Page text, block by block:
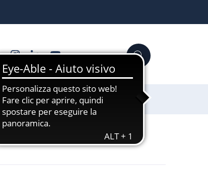
FacebookInstagram
LinkedinYouTube Cerca
Sostienici